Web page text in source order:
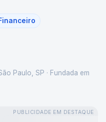
Paulo, SP · Fundada em
PUBLICIDADE EM DESTAQUE